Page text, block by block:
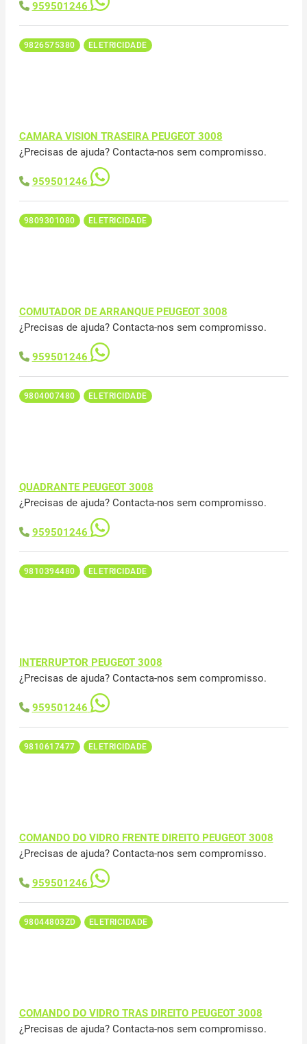
959501246
9826575380 ELETRICIDADE
CAMARA VISION TRASEIRA PEUGEOT 3008
¿Precisas de ajuda? Contacta-nos sem compromisso.
959501246
9809301080 ELETRICIDADE
COMUTADOR DE ARRANQUE PEUGEOT 3008
¿Precisas de ajuda? Contacta-nos sem compromisso.
959501246
9804007480 ELETRICIDADE
QUADRANTE PEUGEOT 3008
¿Precisas de ajuda? Contacta-nos sem compromisso.
959501246
9810394480 ELETRICIDADE
INTERRUPTOR PEUGEOT 3008
¿Precisas de ajuda? Contacta-nos sem compromisso.
959501246
9810617477 ELETRICIDADE
COMANDO DO VIDRO FRENTE DIREITO PEUGEOT 3008
¿Precisas de ajuda? Contacta-nos sem compromisso.
959501246
98044803ZD ELETRICIDADE
COMANDO DO VIDRO TRAS DIREITO PEUGEOT 3008
¿Precisas de ajuda? Contacta-nos sem compromisso.